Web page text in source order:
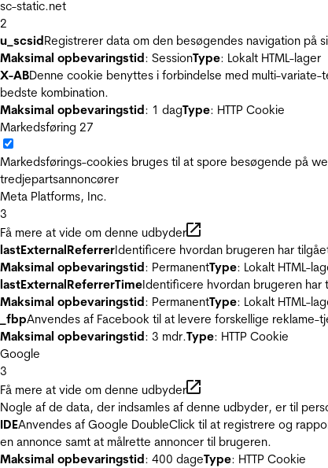
sc-static.net
2
u_scsidRegistrerer data om den besøgendes navigation på
Maksimal opbevaringstid: SessionType: Lokalt HTML-lager
X-ABDenne cookie benyttes i forbindelse med multi-
bedste kombination.
Maksimal opbevaringstid: 1 dagType: HTTP Cookie
Markedsføring 27
Markedsførings-cookies bruges til at spore besøgende på
tredjepartsannoncører
Meta Platforms, Inc.
3
Få mere at vide om denne udbyder
lastExternalReferrerIdentificere hvordan brugeren har
Maksimal opbevaringstid: PermanentType: Lokalt HTML-
lastExternalReferrerTimeIdentificere hvordan brugeren har
Maksimal opbevaringstid: PermanentType: Lokalt HTML-
_fbpAnvendes af Facebook til at levere forskellige
Maksimal opbevaringstid: 3 mdr.Type: HTTP Cookie
Google
3
Få mere at vide om denne udbyder
Nogle af de data, der indsamles af denne udbyder, er til
IDEAnvendes af Google DoubleClick til at registrere og
en annonce samt at målrette annoncer til brugeren.
Maksimal opbevaringstid: 400 dageType: HTTP Cookie